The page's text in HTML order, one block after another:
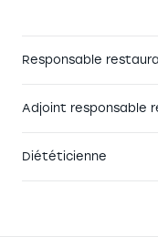
Responsable
Adjoint responsable
Diététicienne